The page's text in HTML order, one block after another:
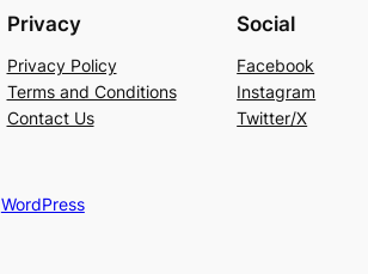
Privacy
Privacy Policy
Terms and Conditions
Contact Us
Social
Facebook
Instagram
Twitter/X
WordPress